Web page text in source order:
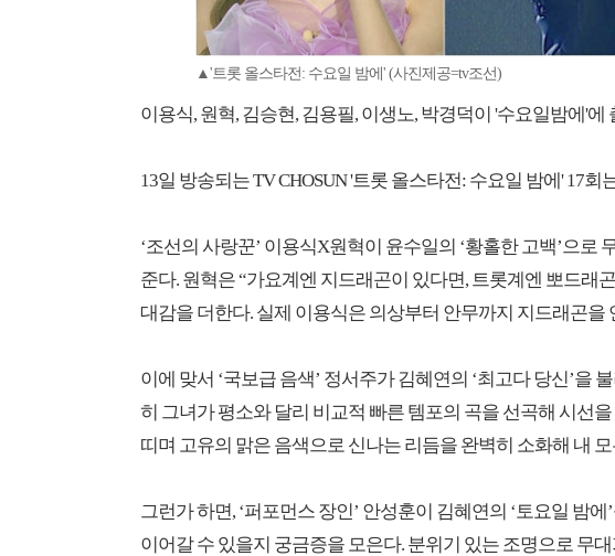
▲'트롯 올스타전: 수요일 밤에' (사진제공=tv조선)
이용식, 원혁, 김승현, 김용필, 이생노, 박경덕이 '수요일밤에'에
13일 방송되는 TV CHOSUN '트롯 올스타전: 수요일 밤에' 17회
‘조선의 사랑꾼’ 이용식X원혁이 윤수일의 ‘황홀한 고백’으로
준다. 원혁은 “가요계엔 지드래곤이 있다면, 트롯계엔 뽀드래
대감을 더한다. 실제 이용식은 의상부터 안무까지 지드래곤을
이에 맞서 ‘국보급 음색’ 정서주가 김혜연의 ‘최고다 당신’을
히 그녀가 평소와 달리 비교적 빠른 템포의 곡을 선곡해 시선
띠며 고유의 맑은 음색으로 신나는 리듬을 완벽히 소화해 내
그런가 하면, ‘퍼포먼스 장인’ 안성훈이 김혜연의 ‘토요일 밤
이어갈 수 있을지 궁금증을 모은다. 분위기 있는 조명으로 무